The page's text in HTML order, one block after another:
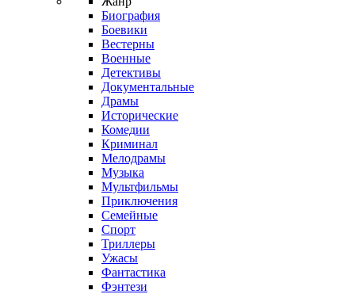
Биография
Боевики
Вестерны
Военные
Детективы
Документальные
Драмы
Исторические
Комедии
Криминал
Мелодрамы
Музыка
Мультфильмы
Приключения
Семейные
Спорт
Триллеры
Ужасы
Фантастика
Фэнтези